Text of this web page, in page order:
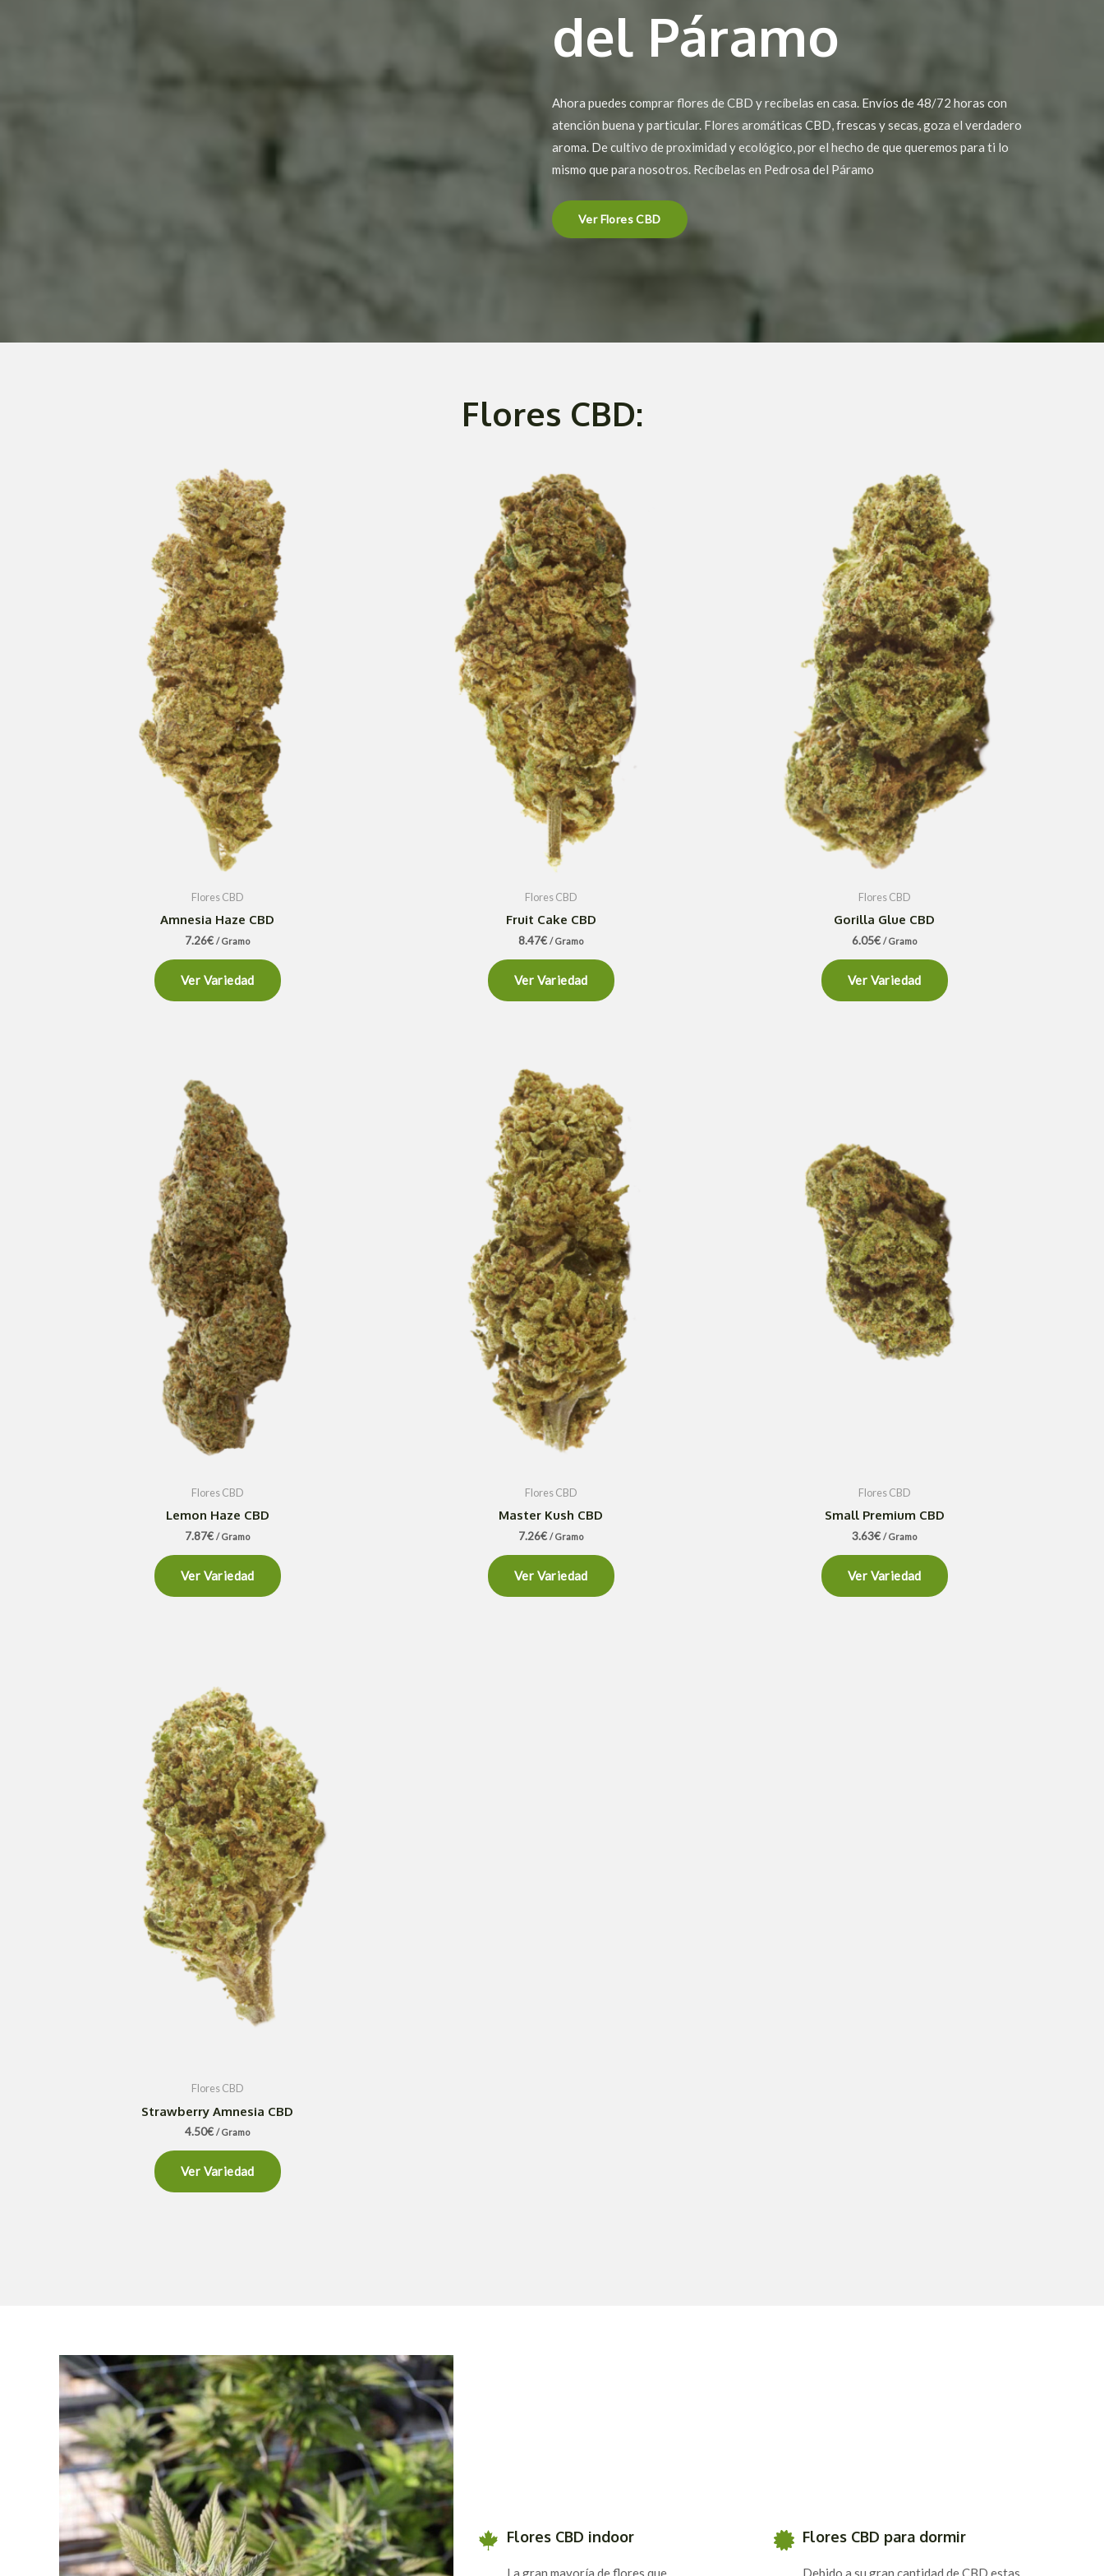
del Páramo
Ahora puedes comprar flores de CBD y recíbelas en casa. Envíos de 48/72 horas con
atención buena y particular. Flores aromáticas CBD, frescas y secas, goza el verdadero
aroma. De cultivo de proximidad y ecológico, por el hecho de que queremos para ti lo
mismo que para nosotros. Recíbelas en Pedrosa del Páramo
Ver Flores CBD
Flores CBD:
Flores CBD
Amnesia Haze CBD
7.26€ / Gramo
Ver Variedad
Flores CBD
Fruit Cake CBD
8.47€ / Gramo
Ver Variedad
Flores CBD
Gorilla Glue CBD
6.05€ / Gramo
Ver Variedad
Flores CBD
Lemon Haze CBD
7.87€ / Gramo
Ver Variedad
Flores CBD
Master Kush CBD
7.26€ / Gramo
Ver Variedad
Flores CBD
Small Premium CBD
3.63€ / Gramo
Ver Variedad
Flores CBD
Strawberry Amnesia CBD
4.50€ / Gramo
Ver Variedad
Flores CBD indoor
La gran mayoría de flores que
Flores CBD para dormir
Debido a su gran cantidad de CBD estas